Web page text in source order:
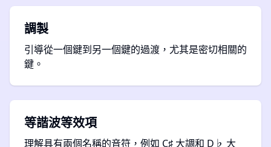
調製
引導從一個鍵到另一個鍵的過渡，尤其是密切相關的
鍵。
等諧波等效項
理解具有兩個名稱的音符，例如 C♯ 大調和 D♭ 大